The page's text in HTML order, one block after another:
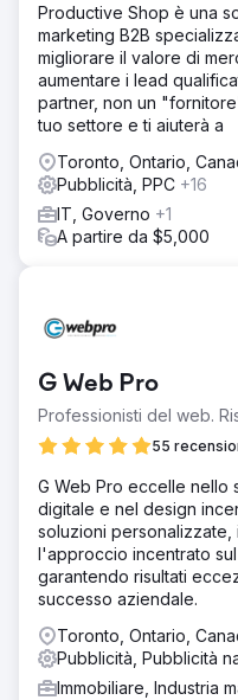
Soluzione
Fase 1 – Configurazione:
"Solo osservazione" per
modelli SUBARU. Fase 2
Google per completare
fornito informazioni su
spesso annunci contro
dell'offerta
Risultato
Siamo stati in grado di
per le persone
Aumento del 21% della
identificate come In-
Vai alla
Productive Shop è una
marketing B2B
migliorare il valore di
aumentare i lead
partner, non un
tuo settore e ti aiuterà a
Toronto, Ontario,
Pubblicità, PPC +16
IT, Governo +1
A partire da $5,000
G Web Pro
Professionisti del web.
55
G Web Pro eccelle nello
digitale e nel design
soluzioni
l'approccio incentrato
garantendo risultati
successo aziendale.
Toronto, Ontario,
Pubblicità, Pubblicità
Immobiliare, Industria